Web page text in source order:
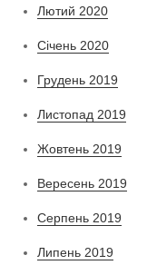
Лютий 2020
Січень 2020
Грудень 2019
Листопад 2019
Жовтень 2019
Вересень 2019
Серпень 2019
Липень 2019